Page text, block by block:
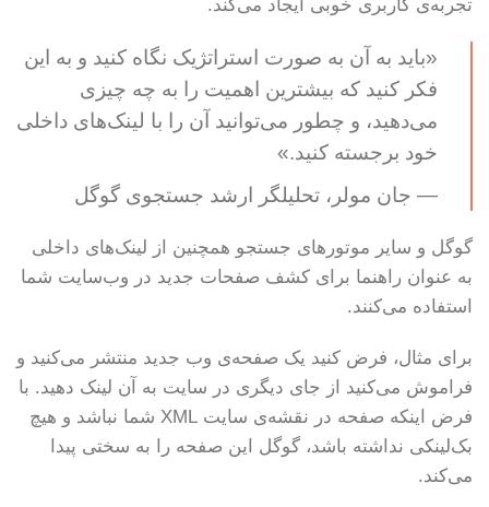
تجربه‌ی کاربری خوبی ایجاد می‌کند.
«باید به آن به صورت استراتژیک نگاه کنید و به این
فکر کنید که بیشترین اهمیت را به چه چیزی
می‌دهید، و چطور می‌توانید آن را با لینک‌های داخلی
خود برجسته کنید.»
— جان مولر، تحلیلگر ارشد جستجوی گوگل
گوگل و سایر موتورهای جستجو همچنین از لینک‌های داخلی
به عنوان راهنما برای کشف صفحات جدید در وب‌سایت شما
استفاده می‌کنند.
برای مثال، فرض کنید یک صفحه‌ی وب جدید منتشر می‌کنید و
فراموش می‌کنید از جای دیگری در سایت به آن لینک دهید. با
فرض اینکه صفحه در نقشه‌ی سایت XML شما نباشد و هیچ
بک‌لینکی نداشته باشد، گوگل این صفحه را به سختی پیدا
می‌کند.